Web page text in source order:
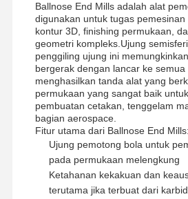
Ballnose End Mills adalah alat
digunakan untuk tugas
kontur 3D, finishing permukaan,
geometri kompleks.Ujung
penggiling ujung ini
bergerak dengan lancar ke semua
menghasilkan tanda alat yang
permukaan yang sangat baik
pembuatan cetakan, tenggelam
bagian aerospace.
Fitur utama dari Ballnose End Mills:
Ujung pemotong bola untuk
pada permukaan melengkung
Ketahanan kekakuan dan
terutama jika terbuat dari